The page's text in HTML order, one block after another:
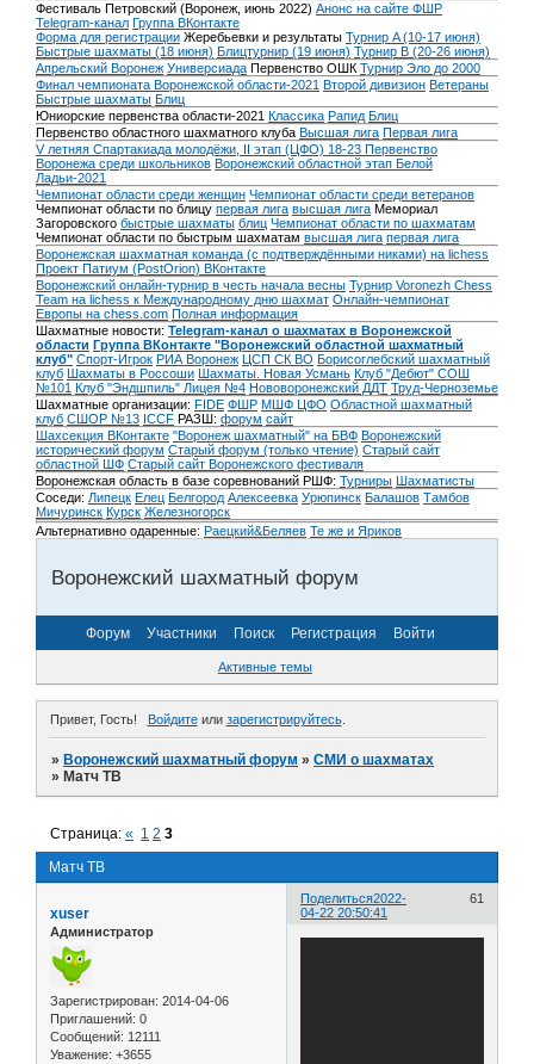
Фестиваль Петровский (Воронеж, июнь 2022) Анонс на сайте ФШР
Telegram-канал Группа ВКонтакте
Форма для регистрации Жеребьевки и результаты Турнир A (10-17 июня)
Быстрые шахматы (18 июня) Блицтурнир (19 июня) Турнир B (20-26 июня)
Апрельский Воронеж Универсиада Первенство ОШК Турнир Эло до 2000
Финал чемпионата Воронежской области-2021 Второй дивизион Ветераны
Быстрые шахматы Блиц
Юниорские первенства области-2021 Классика Рапид Блиц
Первенство областного шахматного клуба Высшая лига Первая лига
V летняя Спартакиада молодёжи, II этап (ЦФО) 18-23 Первенство
Воронежа среди школьников Воронежский областной этап Белой
Ладьи-2021
Чемпионат области среди женщин Чемпионат области среди ветеранов
Чемпионат области по блицу первая лига высшая лига Мемориал
Загоровского быстрые шахматы блиц Чемпионат области по шахматам
Чемпионат области по быстрым шахматам высшая лига первая лига
Воронежская шахматная команда (с подтверждёнными никами) на lichess
Проект Патиум (PostOrion) ВКонтакте
Воронежский онлайн-турнир в честь начала весны Турнир Voronezh Chess
Team на lichess к Международному дню шахмат Онлайн-чемпионат
Европы на chess.com Полная информация
Шахматные новости: Telegram-канал о шахматах в Воронежской
области Группа ВКонтакте "Воронежский областной шахматный
клуб" Спорт-Игрок РИА Воронеж ЦСП СК ВО Борисоглебский шахматный
клуб Шахматы в Россоши Шахматы. Новая Усмань Клуб "Дебют" СОШ
№101 Клуб "Эндшпиль" Лицея №4 Нововоронежский ДДТ Труд-Черноземье
Шахматные организации: FIDE ФШР МШФ ЦФО Областной шахматный
клуб СШОР №13 ICCF РАЗШ: форум сайт
Шахсекция ВКонтакте "Воронеж шахматный" на БВФ Воронежский
исторический форум Cтарый форум (только чтение) Старый сайт
областной ШФ Старый сайт Воронежского фестиваля
Воронежская область в базе соревнований РШФ: Турниры Шахматисты
Соседи: Липецк Елец Белгород Алексеевка Урюпинск Балашов Тамбов
Мичуринск Курск Железногорск
Альтернативно одаренные: Раецкий&Беляев Те же и Яриков
Воронежский шахматный форум
Форум Участники Поиск Регистрация Войти
Активные темы
Привет, Гость! Войдитеили зарегистрируйтесь.
»Воронежский шахматный форум »СМИ о шахматах
»Матч ТВ
Матч ТВ
Страница:« 1 2 3
Поделиться 61
2022-
04-22 20:50:41
xuser
Администратор
Зарегистрирован: 2014-04-06
Приглашений: 0
Сообщений: 12111
Уважение: +3655